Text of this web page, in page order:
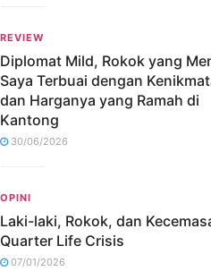
REVIEW
Diplomat Mild, Rokok yang
Saya Terbuai dengan
dan Harganya yang Ramah di
Kantong
30/06/2026
OPINI
Laki-laki, Rokok, dan
Quarter Life Crisis
07/01/2026